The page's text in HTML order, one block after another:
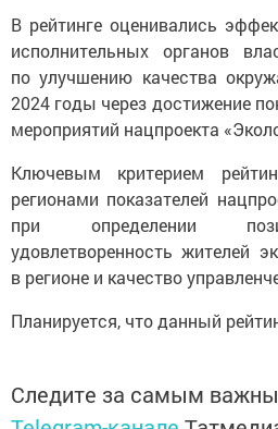
В рейтинге оценивались
исполнительных органов
по улучшению качества
2024 годы через достижение
мероприятий нацпроекта
Ключевым критерием
регионами показателей
при определении
удовлетворенность жителей
в регионе и качество
Планируется, что данный
Следите за самым